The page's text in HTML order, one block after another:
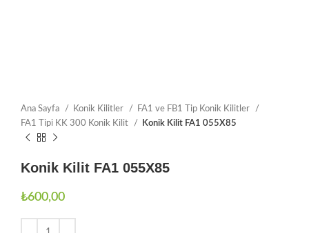
Ana Sayfa Konik Kilitler
FA1 ve FB1 Tip Konik Kilitler
FA1 Tipi KK 300 Konik Kilit
Konik Kilit FA1 055X85
Konik Kilit FA1 055X85
₺600,00